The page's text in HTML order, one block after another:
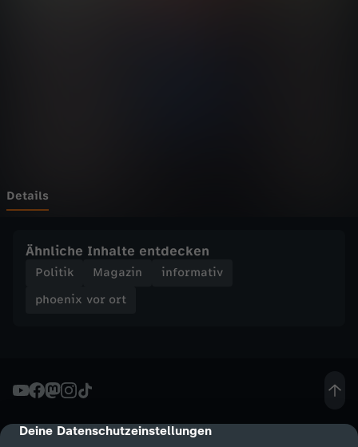
cmp-dialog-description
Deine Datenschutzeinstellungen
t
K
h
e
Details
Ähnliche Inhalte entdecken
Politik Magazin
informativ
phoenix vor ort